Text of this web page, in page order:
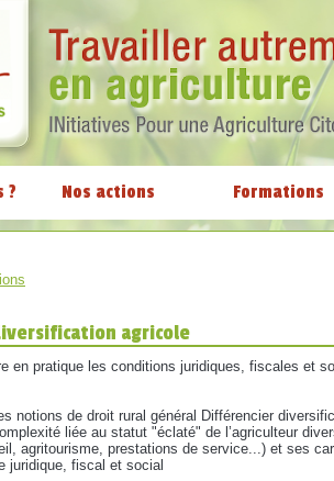
? Nos actions Formations
agricole
en pratique les conditions juridiques, fiscales et
notions de droit rural général Différencier
liée au statut "éclaté" de l’agriculteur
agritourisme, prestations de service...) et ses
juridique, fiscal et social